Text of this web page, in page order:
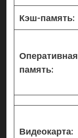
Кэш-память:
Оперативная
память:
Видеокарта: